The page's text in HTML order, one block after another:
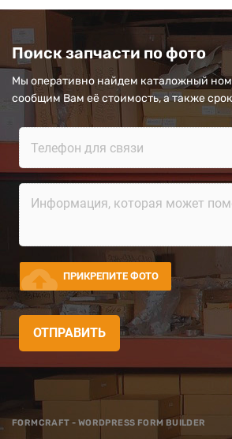
Поиск запчасти по фото
Мы оперативно найдем каталожный
сообщим Вам её стоимость, а также
cloud_upload ПРИКРЕПИТЕ ФОТО
ОТПРАВИТЬ
FORMCRAFT - WORDPRESS FORM BUILDER